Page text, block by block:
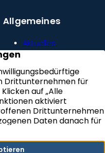
Allgemeines
Aktuelles
Impressum
Datenschutz
Erklärung zur
Barrierefreiheit